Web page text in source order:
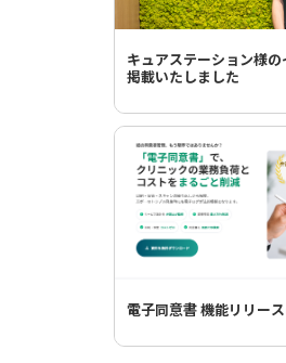
キュアステーション様
掲載いたしました
電子同意書 機能リリー